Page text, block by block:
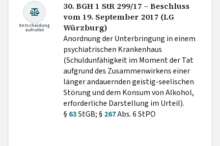
Entscheidung
aufrufen
30. BGH 1 StR 299/17 – Beschluss
vom 19. September 2017 (LG
Würzburg)
Anordnung der Unterbringung in einem
psychiatrischen Krankenhaus
(Schuldunfähigkeit im Moment der Tat
aufgrund des Zusammenwirkens einer
länger andauernden geistig-seelischen
Störung und dem Konsum von Alkohol,
erforderliche Darstellung im Urteil).
§ 63StGB; § 267Abs. 6 StPO